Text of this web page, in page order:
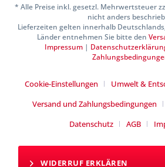
* Alle Preise inkl. gesetzl. Mehrwertsteuer
nicht anders
Lieferzeiten gelten innerhalb
Länder entnehmen Sie bitte den
Impressum |
Cookie-Einstellungen Umwelt &
Versand und Zahlungsbedingungen
Datenschutz
AGB
WIDERRUF ERKLÄREN